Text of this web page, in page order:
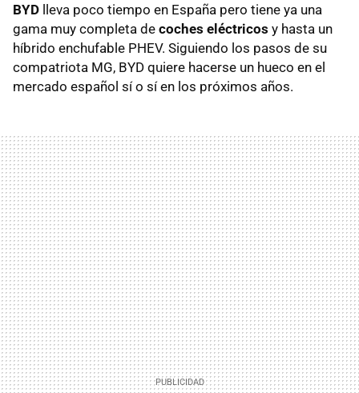
BYD lleva poco tiempo en España pero tiene ya una
gama muy completa de coches eléctricos y hasta un
híbrido enchufable PHEV. Siguiendo los pasos de su
compatriota MG, BYD quiere hacerse un hueco en el
mercado español sí o sí en los próximos años.